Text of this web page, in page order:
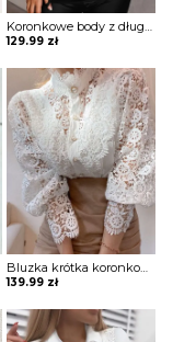
Koronkowe body z długimi rękawami Shasta
129.99 zł
Bluzka krótka koronkowa bez dekoltu na guziki golf długie bufiaste prześwitujące koronkowe rękawy Clair
139.99 zł